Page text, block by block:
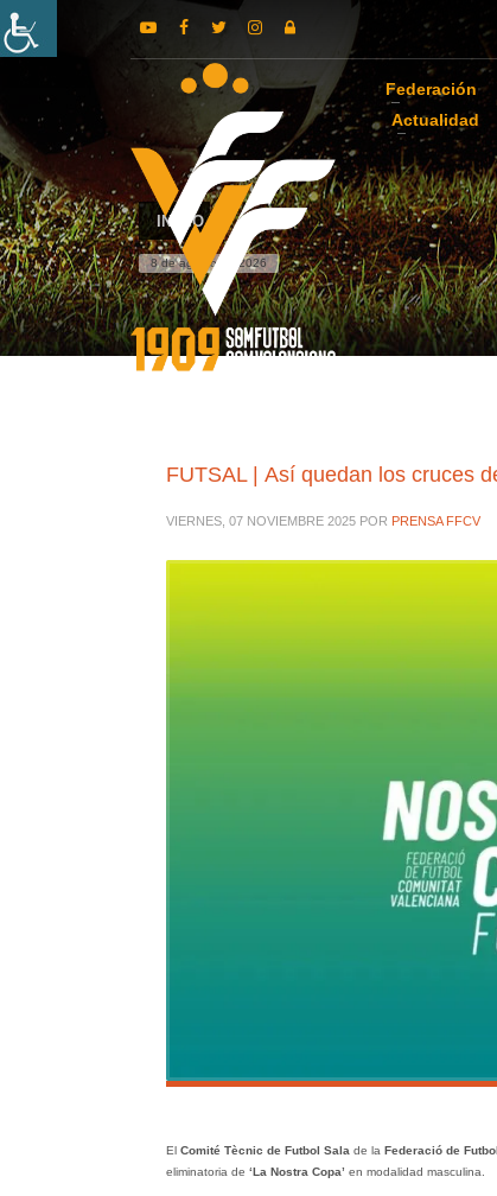
Federación
Actualidad
INICIO
8 de agosto de 2026
FUTSAL | Así quedan los cruces
VIERNES, 07 NOVIEMBRE 2025 POR PRENSA FFCV
El Comité Tècnic de Futbol Sala de la Federació de
eliminatoria de ‘La Nostra Copa’ en modalidad masculina.